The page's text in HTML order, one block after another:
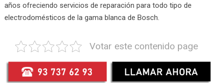
años ofreciendo servicios de reparación para todo tipo de
electrodomésticos de la gama blanca de Bosch.
Votar este contenido page